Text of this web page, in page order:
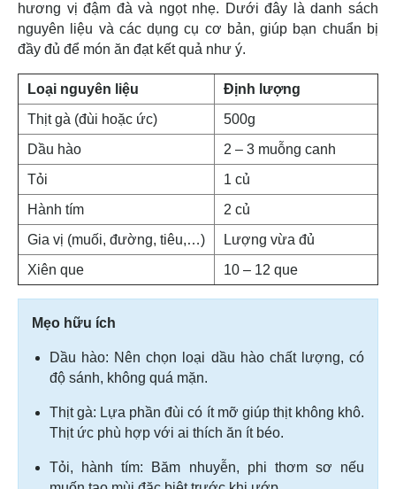
hương vị đậm đà và ngọt nhẹ. Dưới đây là danh sách
nguyên liệu và các dụng cụ cơ bản, giúp bạn chuẩn bị
đầy đủ để món ăn đạt kết quả như ý.
Loại nguyên liệu
Định lượng
Thịt gà (đùi hoặc ức)
500g
Dầu hào
2 – 3 muỗng canh
Tỏi
1 củ
Hành tím
2 củ
Gia vị (muối, đường, tiêu,…)
Lượng vừa đủ
Xiên que
10 – 12 que
Mẹo hữu ích
Dầu hào: Nên chọn loại dầu hào chất lượng, có
độ sánh, không quá mặn.
Thịt gà: Lựa phần đùi có ít mỡ giúp thịt không khô.
Thịt ức phù hợp với ai thích ăn ít béo.
Tỏi, hành tím: Băm nhuyễn, phi thơm sơ nếu